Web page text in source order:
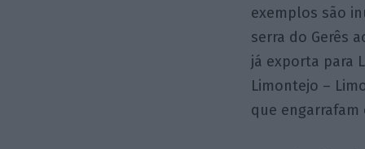
exemplos são
serra do Gerês
já exporta para
Limontejo –
que